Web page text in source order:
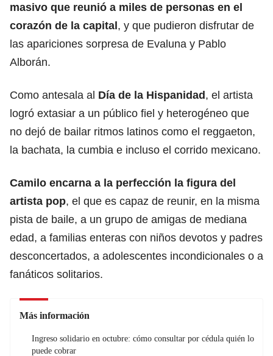
masivo que reunió a miles de personas en el
corazón de la capital, y que pudieron disfrutar de
las apariciones sorpresa de Evaluna y Pablo
Alborán.
Como antesala al Día de la Hispanidad, el artista
logró extasiar a un público fiel y heterogéneo que
no dejó de bailar ritmos latinos como el reggaeton,
la bachata, la cumbia e incluso el corrido mexicano.
Camilo encarna a la perfección la figura del
artista pop, el que es capaz de reunir, en la misma
pista de baile, a un grupo de amigas de mediana
edad, a familias enteras con niños devotos y padres
desconcertados, a adolescentes incondicionales o a
fanáticos solitarios.
Más información
Ingreso solidario en octubre: cómo consultar por cédula quién lo
puede cobrar